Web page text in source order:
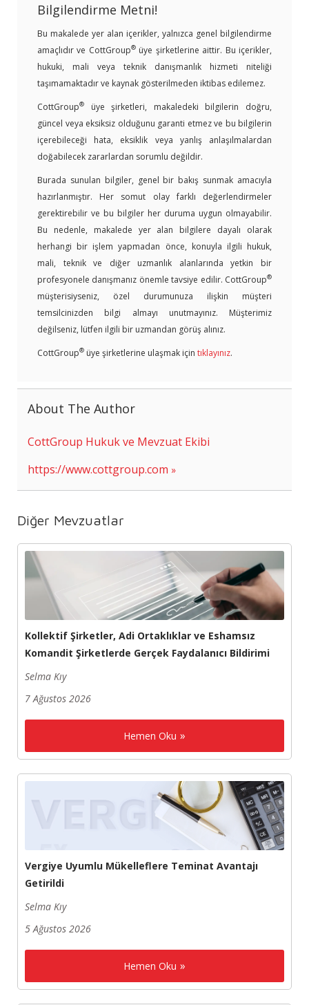
Bilgilendirme Metni!
Bu makalede yer alan içerikler, yalnızca genel bilgilendirme
amaçlıdır ve CottGroup®üye şirketlerine aittir. Bu içerikler,
hukuki, mali veya teknik danışmanlık hizmeti niteliği
taşımamaktadır ve kaynak gösterilmeden iktibas edilemez.
CottGroup®
üye şirketleri, makaledeki bilgilerin doğru,
güncel veya eksiksiz olduğunu garanti etmez ve bu bilgilerin
içerebileceği hata, eksiklik veya yanlış anlaşılmalardan
doğabilecek zararlardan sorumlu değildir.
Burada sunulan bilgiler, genel bir bakış sunmak amacıyla
hazırlanmıştır. Her somut olay farklı değerlendirmeler
gerektirebilir ve bu bilgiler her duruma uygun olmayabilir.
Bu nedenle, makalede yer alan bilgilere dayalı olarak
herhangi bir işlem yapmadan önce, konuyla ilgili hukuk,
mali, teknik ve diğer uzmanlık alanlarında yetkin bir
profesyonele danışmanız önemle tavsiye edilir. CottGroup®
müşterisiyseniz, özel durumunuza ilişkin müşteri
temsilcinizden bilgi almayı unutmayınız. Müşterimiz
değilseniz, lütfen ilgili bir uzmandan görüş alınız.
CottGroup® üye şirketlerine ulaşmak için tıklayınız.
About The Author
CottGroup Hukuk ve Mevzuat Ekibi
https://www.cottgroup.com
Diğer Mevzuatlar
Kollektif Şirketler, Adi Ortaklıklar ve Eshamsız
Komandit Şirketlerde Gerçek Faydalanıcı Bildirimi
Selma Kıy
7 Ağustos 2026
Hemen Oku
Vergiye Uyumlu Mükelleflere Teminat Avantajı
Getirildi
Selma Kıy
5 Ağustos 2026
Hemen Oku